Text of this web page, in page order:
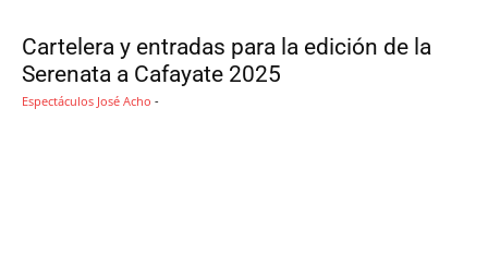
Cartelera y entradas para la edición de la
Serenata a Cafayate 2025
Espectáculos José Acho -